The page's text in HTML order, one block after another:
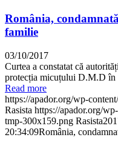
România,
familie
03/10/2017
Curtea a constatat că
protecția micuțului D.M.D în
Read more
https://apador.org/wp-
Rasista https://apador.org/
tmp-300x159.png Rasista
20:34:09România,